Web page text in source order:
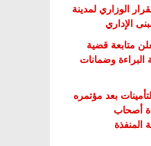
الوزاري لمدينة
الإداري
متابعة قضية
البراءة وضمانات
بعد مؤتمره
أصحاب